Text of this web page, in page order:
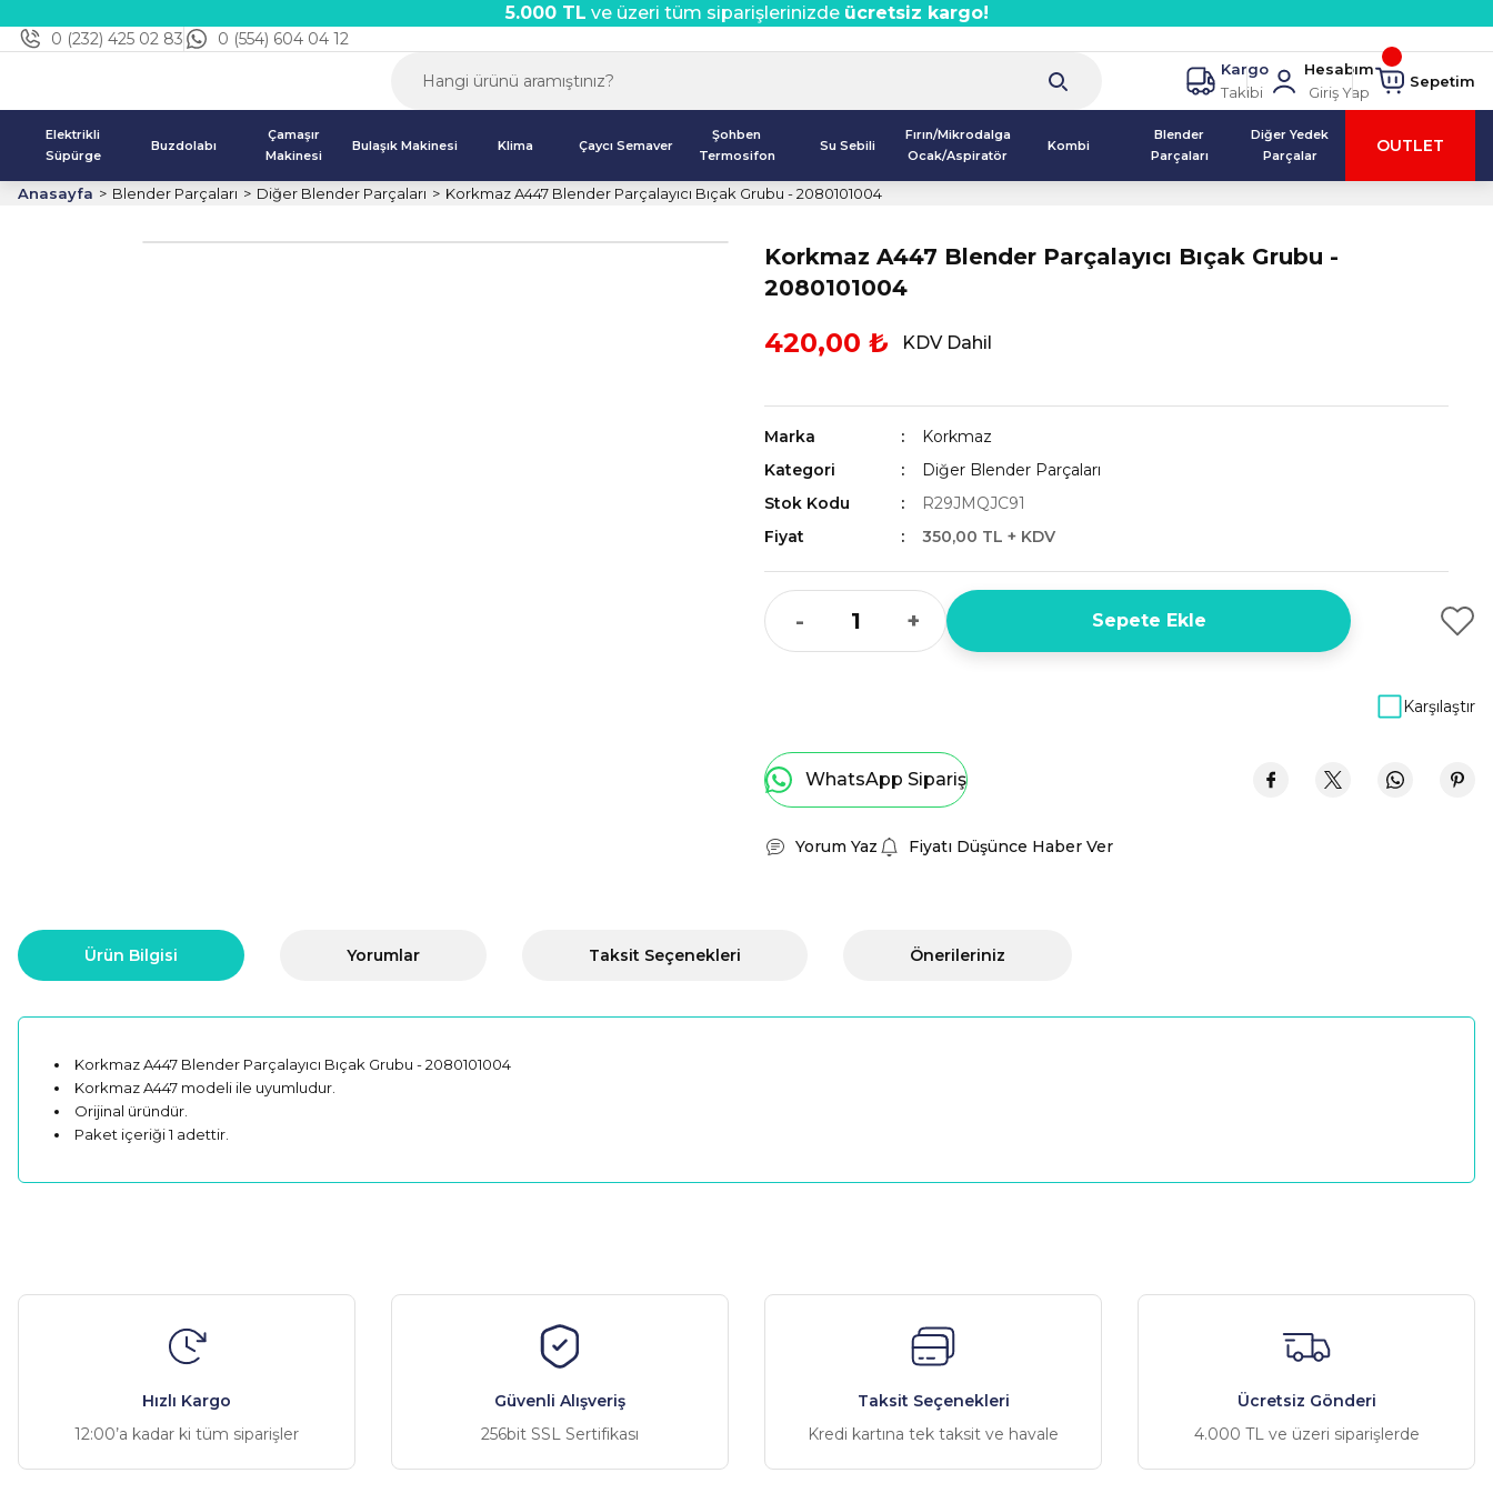
5.000 TL ve üzeri tüm siparişlerinizde ücretsiz kargo!
0 (232) 425 02 83 0 (554) 604 04 12
Kargo
Takibi
Hesabım
Giriş Yap
Sepetim
Elektrikli
Süpürge
Buzdolabı
Çamaşır
Makinesi
Bulaşık Makinesi Klima Çaycı Semaver
Şohben
Termosifon
Su Sebili
Fırın/Mikrodalga
Ocak/Aspiratör
Kombi
Blender
Parçaları
Diğer Yedek
Parçalar
OUTLET
Anasayfa Blender Parçaları Diğer Blender Parçaları Korkmaz A447 Blender Parçalayıcı Bıçak Grubu - 2080101004
Korkmaz A447 Blender Parçalayıcı Bıçak Grubu -
2080101004
420,00 ₺ KDV Dahil
Marka
Korkmaz
Kategori
Diğer Blender Parçaları
Stok Kodu
R29JMQJC91
Fiyat
350,00 TL + KDV
- + Sepete Ekle
Karşılaştır
WhatsApp Sipariş
Yorum Yaz Fiyatı Düşünce Haber Ver
Ürün Bilgisi Yorumlar Taksit Seçenekleri Önerileriniz
Korkmaz A447 Blender Parçalayıcı Bıçak Grubu - 2080101004
Korkmaz A447 modeli ile uyumludur.
Orijinal üründür.
Paket içeriği 1 adettir.
Ürün açıklamasında eksik bilgiler bulunuyor.
Ürün fiyatı diğer sitelerden daha pahalı.
Hızlı Kargo
12:00’a kadar ki tüm siparişler
Güvenli Alışveriş
256bit SSL Sertifikası
Taksit Seçenekleri
Kredi kartına tek taksit ve havale
Ücretsiz Gönderi
4.000 TL ve üzeri siparişlerde